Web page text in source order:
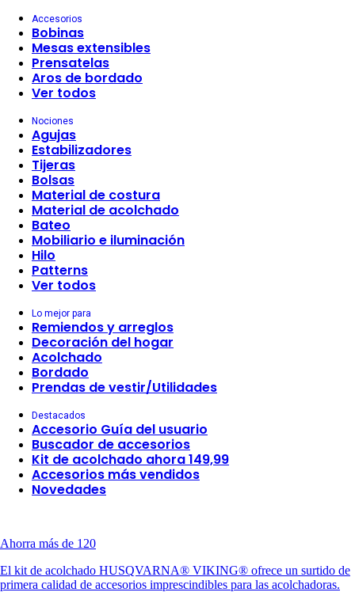
Accesorios
Bobinas
Mesas extensibles
Prensatelas
Aros de bordado
Ver todos
Nociones
Agujas
Estabilizadores
Tijeras
Bolsas
Material de costura
Material de acolchado
Bateo
Mobiliario e iluminación
Hilo
Patterns
Ver todos
Lo mejor para
Remiendos y arreglos
Decoración del hogar
Acolchado
Bordado
Prendas de vestir/Utilidades
Destacados
Accesorio Guía del usuario
Buscador de accesorios
Kit de acolchado ahora 149,99
Accesorios más vendidos
Novedades
Ahorra más de 120
El kit de acolchado HUSQVARNA® VIKING® ofrece un surtido de
primera calidad de accesorios imprescindibles para las acolchadoras.